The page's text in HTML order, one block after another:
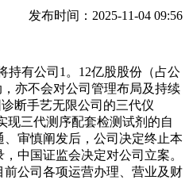
发布时间：2025-11-04 09:56
有公司1。12亿股股份（占公
亦不会对公司管理布局及持续
断手艺无限公司的三代仪
现三代测序配套检测试剂的自
审慎阐发后，公司决定终止本
中国证监会决定对公司立案。
公司各项运营办理、营业及财